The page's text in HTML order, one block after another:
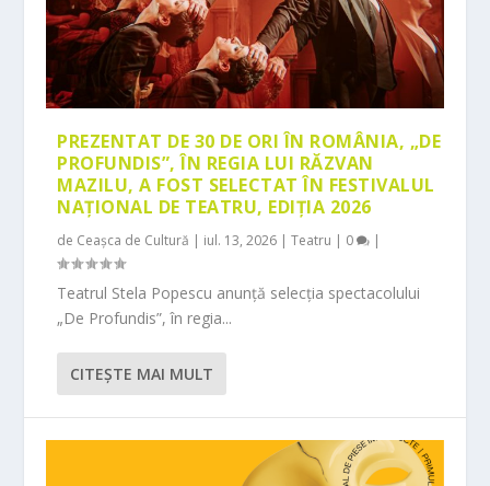
PREZENTAT DE 30 DE ORI ÎN ROMÂNIA, „DE
PROFUNDIS”, ÎN REGIA LUI RĂZVAN
MAZILU, A FOST SELECTAT ÎN FESTIVALUL
NAȚIONAL DE TEATRU, EDIȚIA 2026
de Ceașca de Cultură | iul. 13, 2026 |Teatru | 0 |
Teatrul Stela Popescu anunță selecția spectacolului
„De Profundis”, în regia...
CITEŞTE MAI MULT